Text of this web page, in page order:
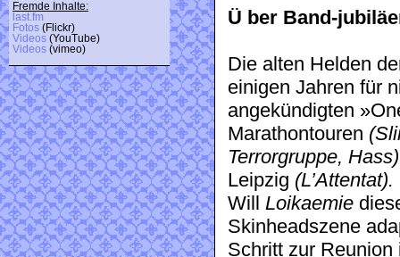
Fremde Inhalte:
last.fm
Fotos (Flickr)
Videos (YouTube)
Videos (vimeo)
Ü ber Band-
Die alten Helden
einigen Jahren für
angekündigten
Marathontouren
Terrorgruppe, Hass)
Leipzig (L’Attentat).
Will Loikaemie
Skinheadszene
Schritt zur